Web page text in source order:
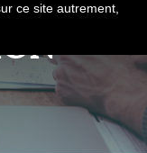
ce site autrement,